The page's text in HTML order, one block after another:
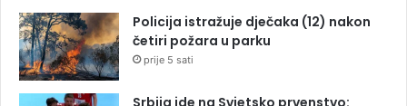
Policija istražuje dječaka (12) nakon
četiri požara u parku
prije 5 sati
Srbija ide na Svjetsko prvenstvo: